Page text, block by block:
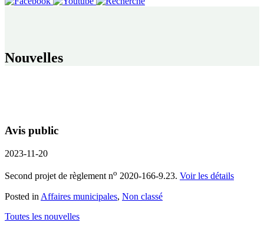
Nouvelles
Avis public
2023-11-20
Second projet de règlement no 2020-166-9.23. Voir les détails
Posted in Affaires municipales, Non classé
Toutes les nouvelles